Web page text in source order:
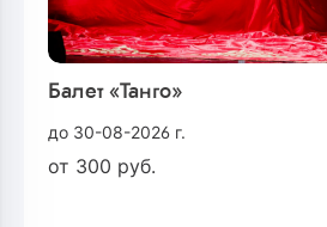
Балет «Танго»
до 30-08-2026 г.
от 300 руб.